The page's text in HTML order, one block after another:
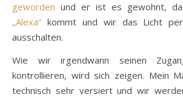
geworden und er ist es gewohnt,
„Alexa“ kommt und wir das Licht
ausschalten.
Wie wir irgendwann seinen
kontrollieren, wird sich zeigen. Mein
technisch sehr versiert und wir